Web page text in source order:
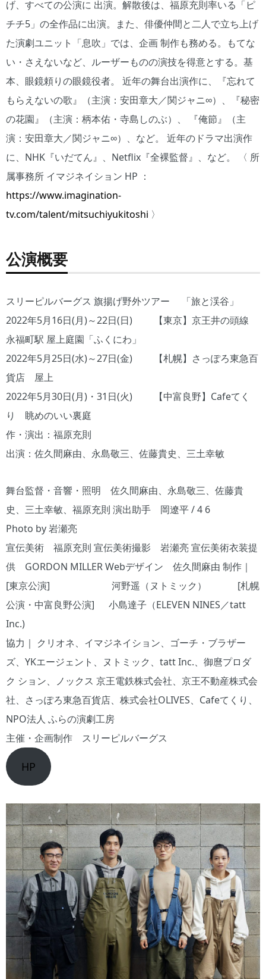
げ、すべての公演に 出演。解散後は、福原充則率いる「ピ
チチ5」の全作品に出演。また、俳優仲間と二人で立ち上げ
た演劇ユニット「息吹」では、企画 制作も務める。もてな
い・さえないなど、ルーザーものの演技を得意とする。基
本、眼鏡頼りの眼鏡役者。 近年の舞台出演作に、『忘れて
もらえないの歌』（主演：安田章大／関ジャニ∞）、『秘密
の花園』（主演：柄本佑・寺島しのぶ）、 『俺節』（主
演：安田章大／関ジャニ∞）、など。 近年のドラマ出演作
に、NHK『いだてん』、Netﬂix『全裸監督』、など。 〈 所
属事務所 イマジネイション HP ：
https://www.imagination-
tv.com/talent/mitsuchiyukitoshi 〉
公演概要
スリーピルバーグス 旗揚げ野外ツアー 「旅と渓谷」
2022年5月16日(月)～22日(日) 【東京】京王井の頭線
永福町駅 屋上庭園「ふくにわ」
2022年5月25日(水)～27日(金) 【札幌】さっぽろ東急百
貨店 屋上
2022年5月30日(月)・31日(火) 【中富良野】Cafeてく
り 眺めのいい裏庭
作・演出：福原充則
出演：佐久間麻由、永島敬三、佐藤貴史、三土幸敏
舞台監督・音響・照明 佐久間麻由、永島敬三、佐藤貴
史、三土幸敏、福原充則 演出助手 岡遼平 / 4 6
Photo by 岩瀬亮
宣伝美術 福原充則 宣伝美術撮影 岩瀬亮 宣伝美術衣装提
供 GORDON MILLER Webデザイン 佐久間麻由 制作｜
[東京公演] 河野遥（ヌトミック） [札幌
公演・中富良野公演] 小島達子（ELEVEN NINES／tatt
Inc.)
協力｜ クリオネ、イマジネイション、ゴーチ・ブラザー
ズ、YKエージェント、ヌトミック、tatt Inc.、御麿プロダ
ク ション、ノックス 京王電鉄株式会社、京王不動産株式会
社、さっぽろ東急百貨店、株式会社OLIVES、Cafeてくり、
NPO法人 ふらの演劇工房
主催・企画制作 スリーピルバーグス
HP